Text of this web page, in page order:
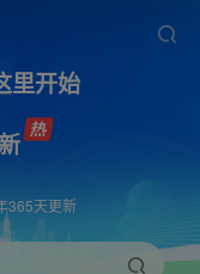
里开始
365天更新